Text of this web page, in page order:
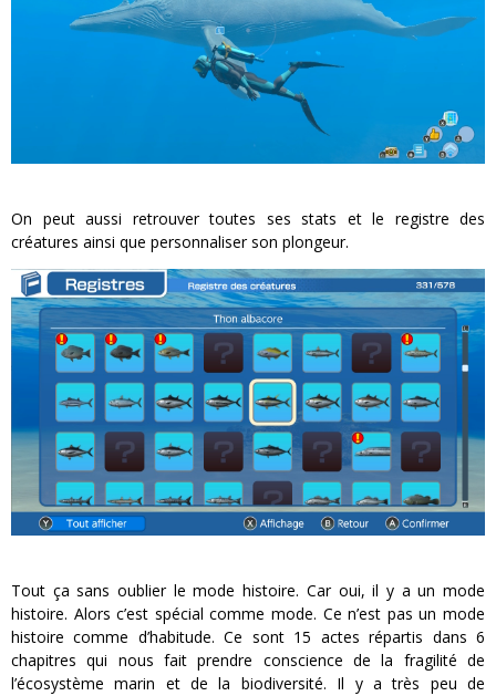
On peut aussi retrouver toutes ses stats et le registre des
créatures ainsi que personnaliser son plongeur.
Tout ça sans oublier le mode histoire. Car oui, il y a un mode
histoire. Alors c’est spécial comme mode. Ce n’est pas un mode
histoire comme d’habitude. Ce sont 15 actes répartis dans 6
chapitres qui nous fait prendre conscience de la fragilité de
l’écosystème marin et de la biodiversité. Il y a très peu de